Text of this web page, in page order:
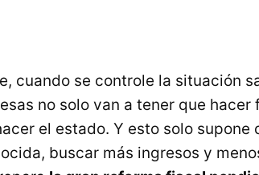
cuando se controle la situación
no solo van a tener que hacer
el estado. Y esto solo supone
buscar más ingresos y